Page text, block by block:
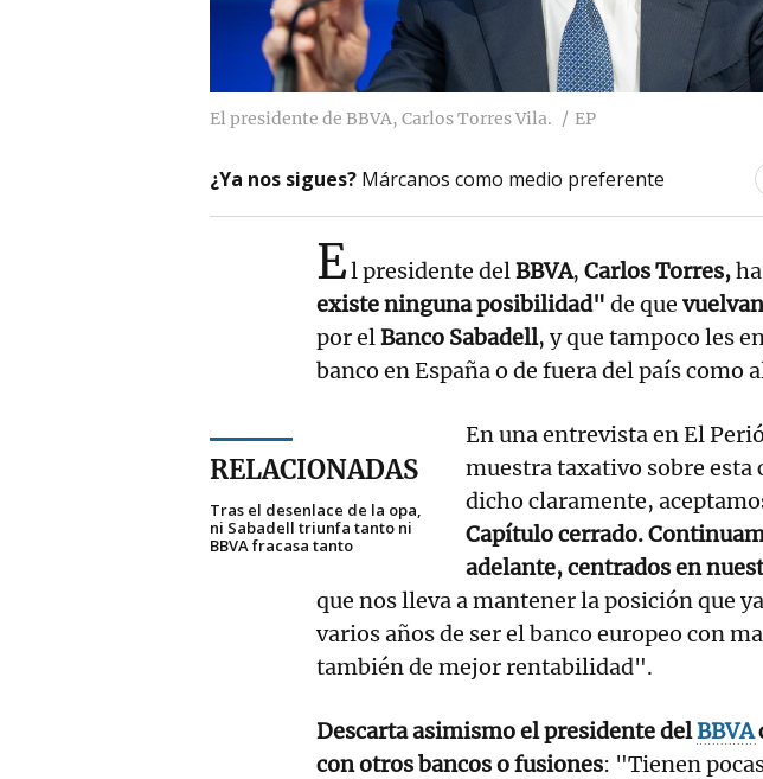
El presidente de BBVA, Carlos Torres Vila. EP
¿Ya nos sigues? Márcanos como medio preferente
El presidente delBBVA, Carlos Torres,
existe ninguna posibilidad" de que
por elBanco Sabadell, y que tampoco les
banco en España o de fuera del país como
RELACIONADAS
Tras el desenlace de la opa,
ni Sabadell triunfa tanto ni
BBVA fracasa tanto
En una entrevista en El
muestra taxativo sobre esta
dicho claramente,
Capítulo cerrado.
adelante, centrados en
que nos lleva a mantener la posición que
varios años de ser el banco europeo con
también de mejor rentabilidad".
Descarta asimismo el presidente delBBVA
con otros bancos o fusiones: "Tienen